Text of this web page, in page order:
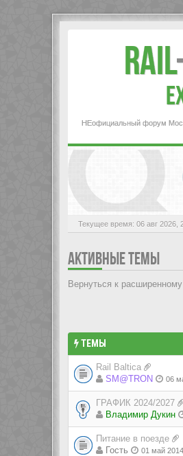
Rail
НЕофициальный форум
Текущее время: 06 авг 2026,
АКТИВНЫЕ ТЕМЫ
Вернуться к
ТЕМЫ
Rail Baltica
SM@TRON 06
ГРАФИК 2024/2027
Владимир Дукин
Питание в поезде
Гость 01 май